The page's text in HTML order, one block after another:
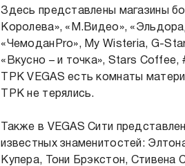
Здесь представлены магазины
Королева», «М.Видео»,
«ЧемоданPro», My Wisteria, G-
«Вкусно – и точка», Stars
ТРК VEGAS есть комнаты
ТРК не терялись.
Также в VEGAS Сити
известных знаменитостей:
Купера, Тони Брэкстон,